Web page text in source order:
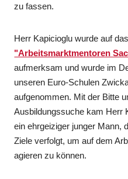
zu fassen.
Herr Kapicioglu wurde auf
"Arbeitsmarktmentoren
aufmerksam und wurde im
unseren Euro-Schulen
aufgenommen. Mit der Bitte
Ausbildungssuche kam Herr
ein ehrgeiziger junger Mann,
Ziele verfolgt, um auf dem
agieren zu können.